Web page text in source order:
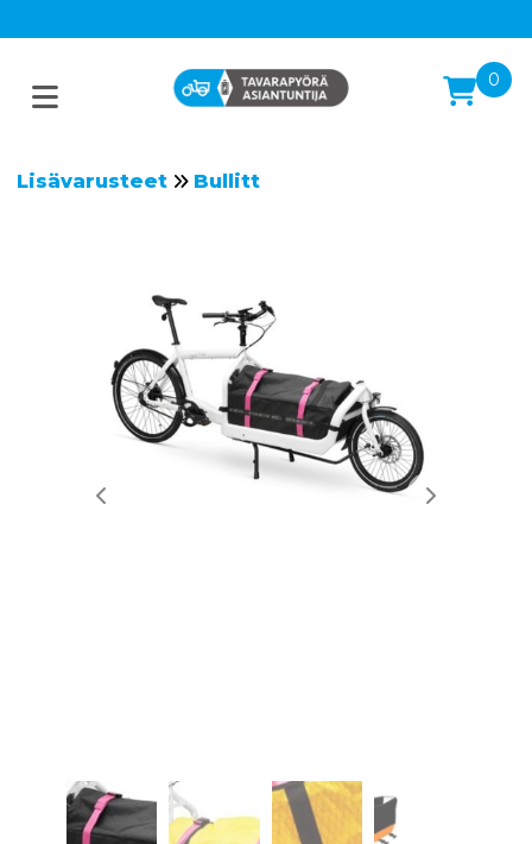
0
Lisävarusteet Bullitt